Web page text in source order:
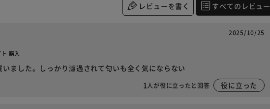
レビューを書く すべてのレビュー
2025/10/25
購入
ました。しっかり濾過されて匂いも全く気にならない
1人が役に立ったと回答 役に立った